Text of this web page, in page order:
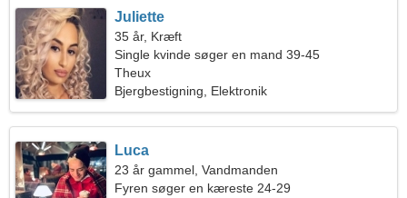
Juliette
35 år, Kræft
Single kvinde søger en mand 39-45
Theux
Bjergbestigning, Elektronik
Luca
23 år gammel, Vandmanden
Fyren søger en kæreste 24-29